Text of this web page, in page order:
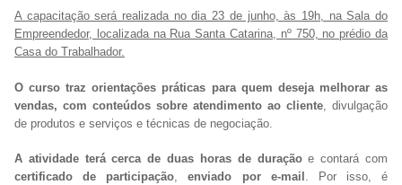
A capacitação será realizada no dia 23 de junho, às 19h, na Sala do
Empreendedor, localizada na Rua Santa Catarina, nº 750, no prédio da
Casa do Trabalhador.
O curso traz orientações práticas para quem deseja melhorar as
vendas, com conteúdos sobre atendimento ao cliente , divulgação
de produtos e serviços e técnicas de negociação.
A atividade terá cerca de duas horas de duraçãoe contará com
certificado de participação
enviado por e-mail
. Por isso, é